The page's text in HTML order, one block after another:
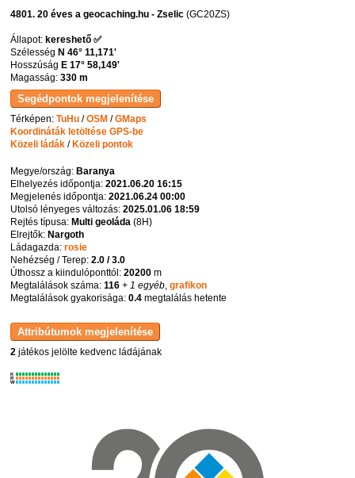
4801. 20 éves a geocaching.hu - Zselic (GC20ZS)
Állapot: kereshető ✅
Szélesség N 46° 11,171'
Hosszúság E 17° 58,149'
Magasság:330 m
Térképen:TuHu /OSM /GMaps
Koordináták letöltése GPS-be
Közeli ládák /Közeli pontok
Megye/ország:Baranya
Elhelyezés időpontja:2021.06.20 16:15
Megjelenés időpontja:2021.06.24 00:00
Utolsó lényeges változás:2025.01.06 18:59
Rejtés típusa:Multi geoláda (8H)
Elrejtők:Nargoth
Ládagazda:rosie
Nehézség / Terep:2.0 / 3.0
Úthossz a kiindulóponttól:20200 m
Megtalálások száma:116 + 1 egyéb ,grafikon
Megtalálások gyakorisága:0.4 megtalálás hetente
2 játékos jelölte kedvenc ládájának
K
R
W